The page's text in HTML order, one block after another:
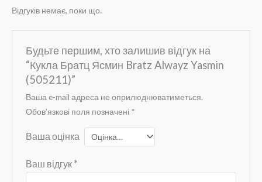
Відгуків немає, поки що.
Будьте першим, хто залишив відгук на
“Кукла Братц Ясмин Bratz Alwayz Yasmin
(505211)”
Ваша e-mail адреса не оприлюднюватиметься.
Обов’язкові поля позначені *
Ваша оцінка
Ваш відгук *